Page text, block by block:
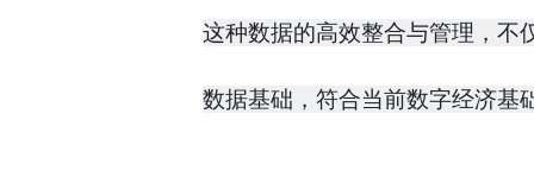
这种数据的高效整合与管理，不
数据基础，符合当前数字经济基